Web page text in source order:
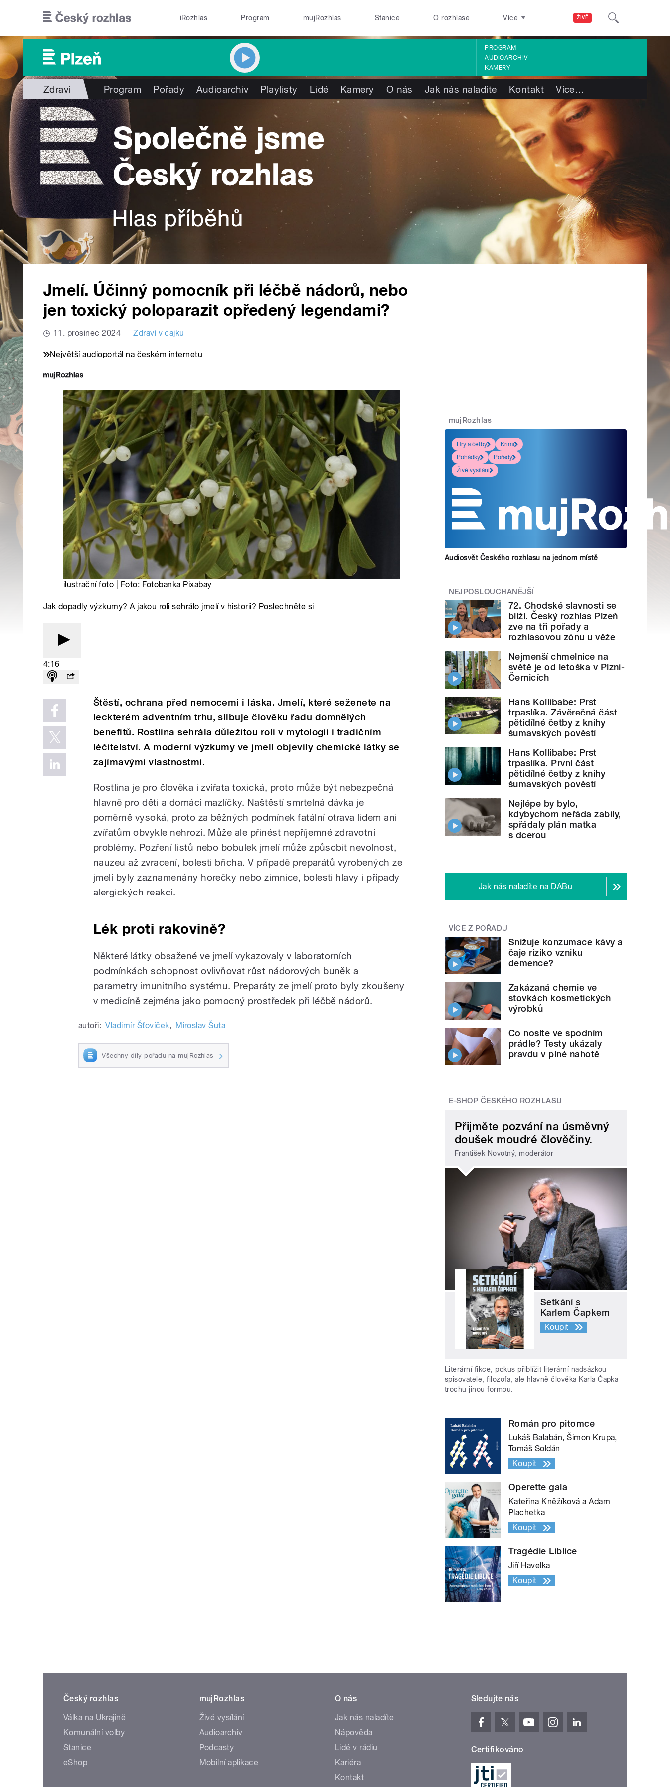
ŽIVĚ
iRozhlas Program mujRozhlas Stanice O rozhlase Více
PROGRAM
AUDIOARCHIV
KAMERY
Zdraví Program Pořady Audioarchiv Playlisty Lidé Kamery O nás Jak nás naladíte Kontakt Více…
Jmelí. Účinný pomocník při léčbě nádorů, nebo
jen toxický poloparazit opředený legendami?
11. prosinec 2024 Zdraví v cajku
Největší audioportál na českém internetu
ilustrační foto | Foto: Fotobanka Pixabay
Jak dopadly výzkumy? A jakou roli sehrálo jmelí v historii? Poslechněte si
4:16
Štěstí, ochrana před nemocemi i láska. Jmelí, které seženete na
leckterém adventním trhu, slibuje člověku řadu domnělých
benefitů. Rostlina sehrála důležitou roli v mytologii i tradičním
léčitelství. A moderní výzkumy ve jmelí objevily chemické látky se
zajímavými vlastnostmi.
Rostlina je pro člověka i zvířata toxická, proto může být nebezpečná
hlavně pro děti a domácí mazlíčky. Naštěstí smrtelná dávka je
poměrně vysoká, proto za běžných podmínek fatální otrava lidem ani
zvířatům obvykle nehrozí. Může ale přinést nepříjemné zdravotní
problémy. Pozření listů nebo bobulek jmelí může způsobit nevolnost,
nauzeu až zvracení, bolesti břicha. V případě preparátů vyrobených ze
jmelí byly zaznamenány horečky nebo zimnice, bolesti hlavy i případy
alergických reakcí.
Lék proti rakovině?
Některé látky obsažené ve jmelí vykazovaly v laboratorních
podmínkách schopnost ovlivňovat růst nádorových buněk a
parametry imunitního systému. Preparáty ze jmelí proto byly zkoušeny
v medicíně zejména jako pomocný prostředek při léčbě nádorů.
autoři: Vladimír Šťovíček, Miroslav Šuta
Všechny díly pořadu na mujRozhlas
mujRozhlas
Hry a četby
Krimi
Pohádky
Pořady
Živé vysílání
Audiosvět Českého rozhlasu na jednom místě
NEJPOSLOUCHANĚJŠÍ
72. Chodské slavnosti se
blíží. Český rozhlas Plzeň
zve na tři pořady a
rozhlasovou zónu u věže
Nejmenší chmelnice na
světě je od letoška v Plzni-
Černicích
Hans Kollibabe: Prst
trpaslíka. Závěrečná část
pětidílné četby z knihy
šumavských pověstí
Hans Kollibabe: Prst
trpaslíka. První část
pětidílné četby z knihy
šumavských pověstí
Nejlépe by bylo,
kdybychom neřáda zabily,
spřádaly plán matka
s dcerou
Jak nás naladíte na DABu
VÍCE Z POŘADU
Snižuje konzumace kávy a
čaje riziko vzniku
demence?
Zakázaná chemie ve
stovkách kosmetických
výrobků
Co nosíte ve spodním
prádle? Testy ukázaly
pravdu v plné nahotě
E-SHOP ČESKÉHO ROZHLASU
Přijměte pozvání na úsměvný
doušek moudré člověčiny.
František Novotný, moderátor
Setkání s
Karlem Čapkem
Koupit
Literární fikce, pokus přiblížit literární nadsázkou
spisovatele, filozofa, ale hlavně člověka Karla Čapka
trochu jinou formou.
Román pro pitomce
Lukáš Balabán, Šimon Krupa,
Tomáš Soldán
Koupit
Operette gala
Kateřina Kněžíková a Adam
Plachetka
Koupit
Tragédie Liblice
Jiří Havelka
Koupit
Český rozhlas
Válka na Ukrajině
Komunální volby
Stanice
eShop
mujRozhlas
Živé vysílání
Audioarchiv
Podcasty
Mobilní aplikace
O nás
Jak nás naladíte
Nápověda
Lidé v rádiu
Kariéra
Kontakt
Sledujte nás
Certifikováno